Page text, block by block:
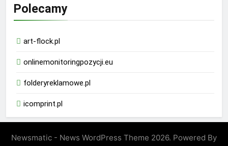
Polecamy
art-flock.pl
onlinemonitoringpozycji.eu
folderyreklamowe.pl
icomprint.pl
Newsmatic - News WordPress Theme 2026. Powered By